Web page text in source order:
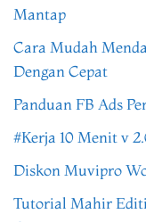
Mantap
Cara Mudah
Dengan Cepat
Panduan FB Ads
#Kerja 10 Menit v
Diskon Muvipro
Tutorial Mahir